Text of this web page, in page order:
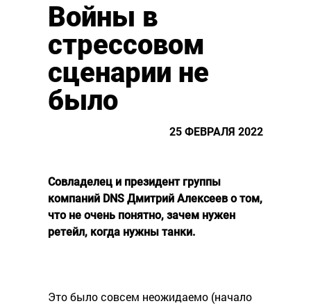
Войны в
стрессовом
сценарии не
было
25 ФЕВРАЛЯ 2022
Совладелец и президент группы
компаний DNS Дмитрий Алексеев о том,
что не очень понятно, зачем нужен
ретейл, когда нужны танки.
Это было совсем неожидаемо (начало